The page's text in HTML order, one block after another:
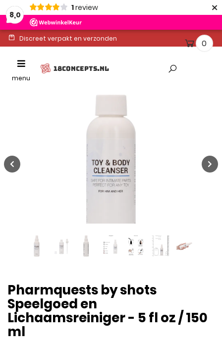
8,0
1review ×
Discreet verpakt en verzonden
Altijd gratis levering
Toggle
navigation
menu
18CONCEPTS.NL
0
Pharmquests by shots
Speelgoed en
Lichaamsreiniger - 5 fl oz / 150
ml